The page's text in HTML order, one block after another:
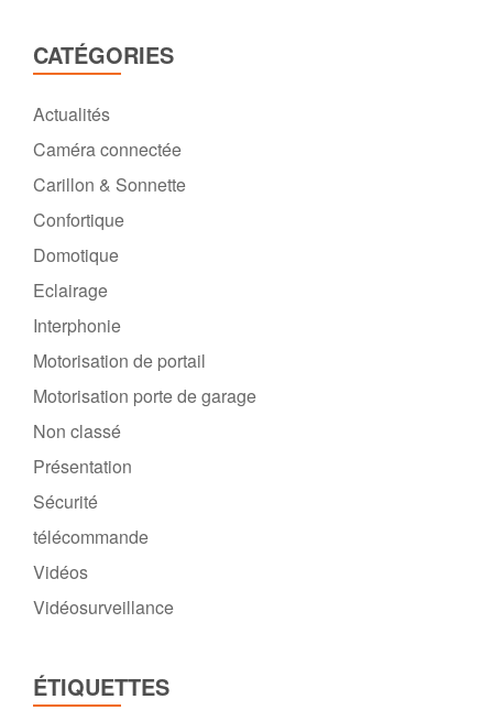
CATÉGORIES
Actualités
Caméra connectée
Carillon & Sonnette
Confortique
Domotique
Eclairage
Interphonie
Motorisation de portail
Motorisation porte de garage
Non classé
Présentation
Sécurité
télécommande
Vidéos
Vidéosurveillance
ÉTIQUETTES